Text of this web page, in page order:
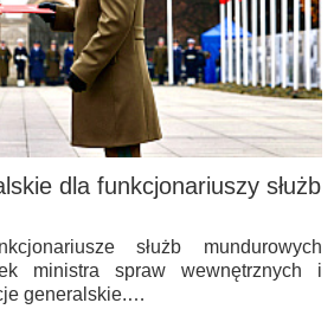
dla funkcjonariuszy służb
służb mundurowych
ministra spraw wewnętrznych i
generalskie.…